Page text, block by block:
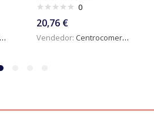
0
20,76 €
Vendedor: Centrocomercialdigital